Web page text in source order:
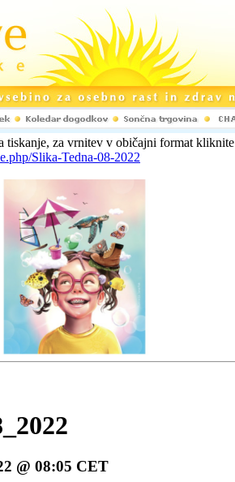
tiskanje, za vrnitev v običajni format
Slika-Tedna-08-2022
@ 08:05 CET